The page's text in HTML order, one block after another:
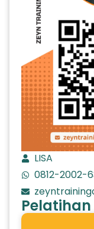
LISA
0812-2002-